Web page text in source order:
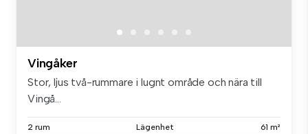
Vingåker
Stor, ljus två-rummare i lugnt område och nära till
Vingå...
2 rum Lägenhet 61 m²